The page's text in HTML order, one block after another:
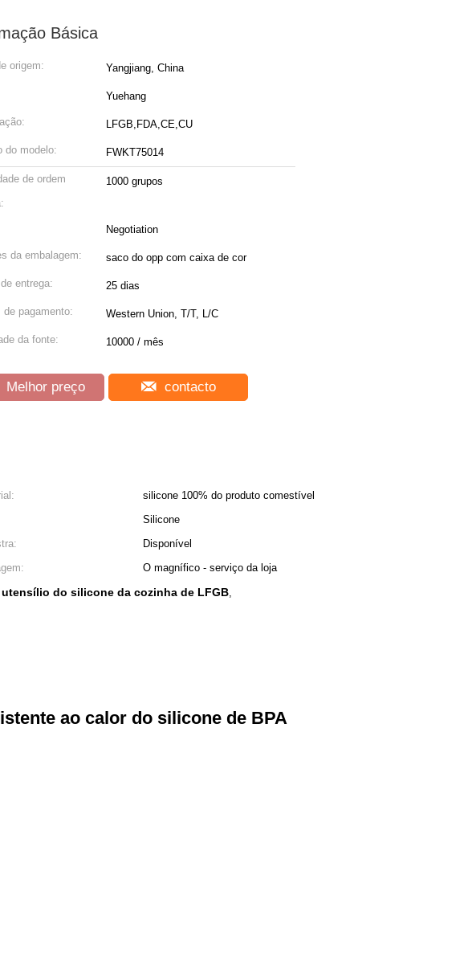
Básica
origem: Yangjiang, China
Yuehang
LFGB,FDA,CE,CU
do modelo: FWKT75014
de ordem
1000 grupos
Negotiation
da embalagem: saco do opp com caixa de cor
entrega: 25 dias
de pagamento: Western Union, T/T, L/C
da fonte: 10000 / mês
Melhor preço contacto
silicone 100% do produto comestível
Silicone
Disponível
O magnífico - serviço da loja
do silicone da cozinha de LFGB,
ao calor do silicone de BPA